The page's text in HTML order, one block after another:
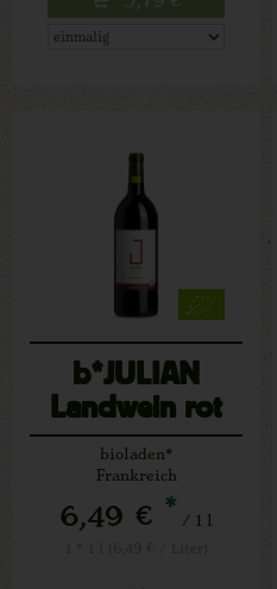
b*JULIAN
Landwein rot
bioladen*
Frankreich
6,49 € * / 1 l